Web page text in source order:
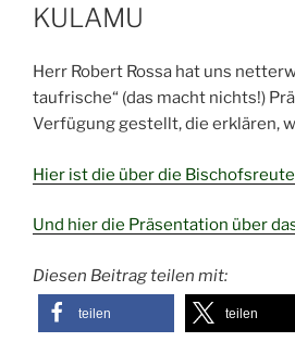
KULAMU
Herr Robert Rossa hat uns
taufrische“ (das macht nichts!)
Verfügung gestellt, die erklären,
Hier ist die über die
Und hier die Präsentation über
Diesen Beitrag teilen mit:
teilen teilen